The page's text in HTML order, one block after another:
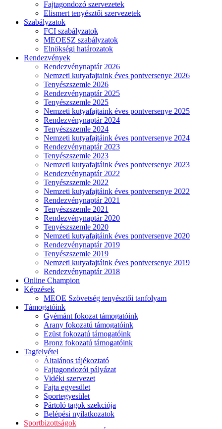
Fajtagondozó szervezetek
Elismert tenyésztői szervezetek
Szabályzatok
FCI szabályzatok
MEOESZ szabályzatok
Elnökségi határozatok
Rendezvények
Rendezvénynaptár 2026
Nemzeti kutyafajtaink éves pontversenye 2026
Tenyészszemle 2026
Rendezvénynaptár 2025
Tenyészszemle 2025
Nemzeti kutyafajtaink éves pontversenye 2025
Rendezvénynaptár 2024
Tenyészszemle 2024
Nemzeti kutyafajtáink éves pontversenye 2024
Rendezvénynaptár 2023
Tenyészszemle 2023
Nemzeti kutyafajtáink éves pontversenye 2023
Rendezvénynaptár 2022
Tenyészszemle 2022
Nemzeti kutyafajtáink éves pontversenye 2022
Rendezvénynaptár 2021
Tenyészszemle 2021
Rendezvénynaptár 2020
Tenyészszemle 2020
Nemzeti kutyafajtáink éves pontversenye 2020
Rendezvénynaptár 2019
Tenyészszemle 2019
Nemzeti kutyafajtáink éves pontversenye 2019
Rendezvénynaptár 2018
Online Champion
Képzések
MEOE Szövetség tenyésztői tanfolyam
Támogatóink
Gyémánt fokozat támogatóink
Arany fokozatú támogatóink
Ezüst fokozatú támogatóink
Bronz fokozatú támogatóink
Tagfelvétel
Általános tájékoztató
Fajtagondozói pályázat
Vidéki szervezet
Fajta egyesület
Sportegyesület
Pártoló tagok szekciója
Belépési nyilatkozatok
Sportbizottságok